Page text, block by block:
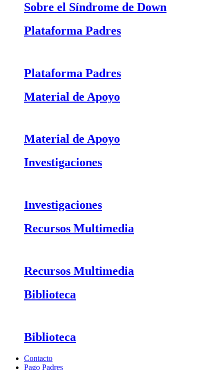
Sobre el Síndrome de Down
Plataforma Padres
Plataforma Padres
Material de Apoyo
Material de Apoyo
Investigaciones
Investigaciones
Recursos Multimedia
Recursos Multimedia
Biblioteca
Biblioteca
Contacto
Pago Padres